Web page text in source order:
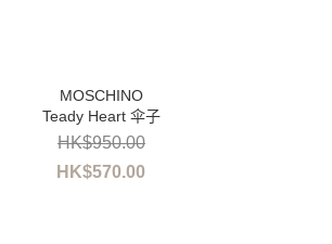
Teady Heart 伞子
HK$570.00
HK$950.00